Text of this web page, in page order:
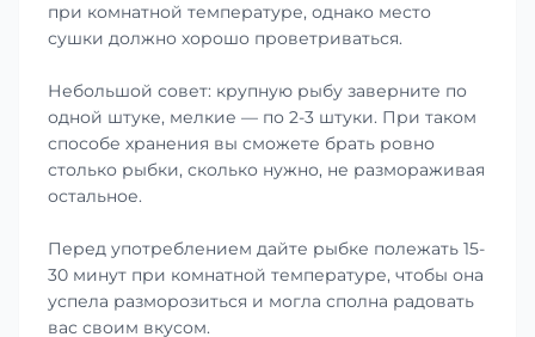
при комнатной температуре, однако место
сушки должно хорошо проветриваться.
Небольшой совет: крупную рыбу заверните по
одной штуке, мелкие — по 2-3 штуки. При таком
способе хранения вы сможете брать ровно
столько рыбки, сколько нужно, не размораживая
остальное.
Перед употреблением дайте рыбке полежать 15-
30 минут при комнатной температуре, чтобы она
успела разморозиться и могла сполна радовать
вас своим вкусом.